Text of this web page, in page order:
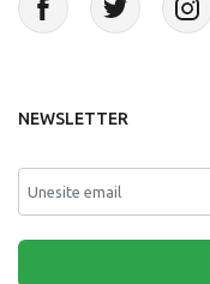
NEWSLETTER